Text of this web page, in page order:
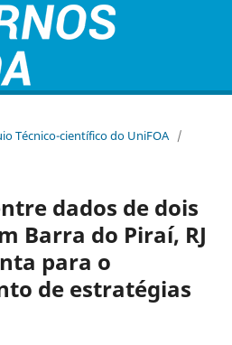
Técnico-científico do UniFOA /
dados de dois
Barra do Piraí, RJ
para o
de estratégias